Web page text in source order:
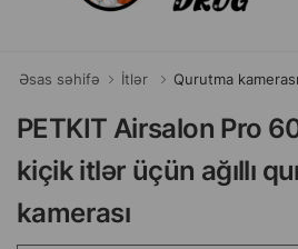
Əsas səhifə İtlər Qurutma kamerası
PETKIT Airsalon Pro
kiçik itlər üçün ağıllı
kamerası